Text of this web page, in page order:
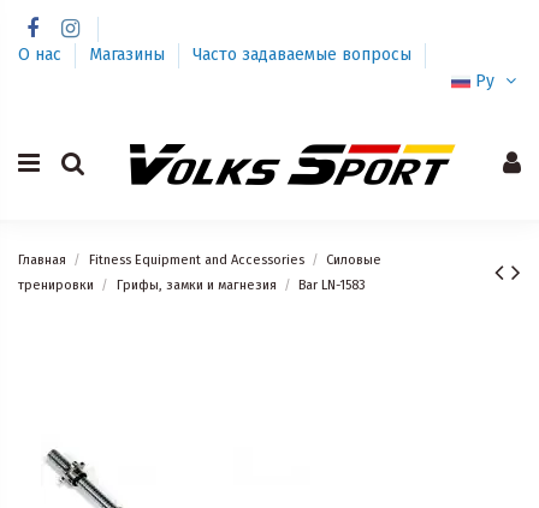
О нас Магазины
Часто задаваемые вопросы
Ру
Главная Fitness Equipment and Accessories
Силовые
тренировки
Грифы, замки и магнезия Bar LN-1583